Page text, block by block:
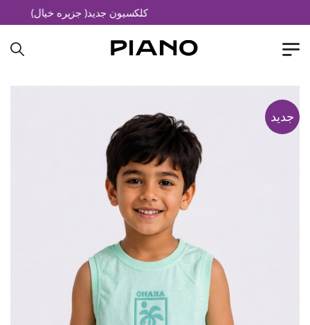
کلکسیون جدید( جزیره خیال)
جدید